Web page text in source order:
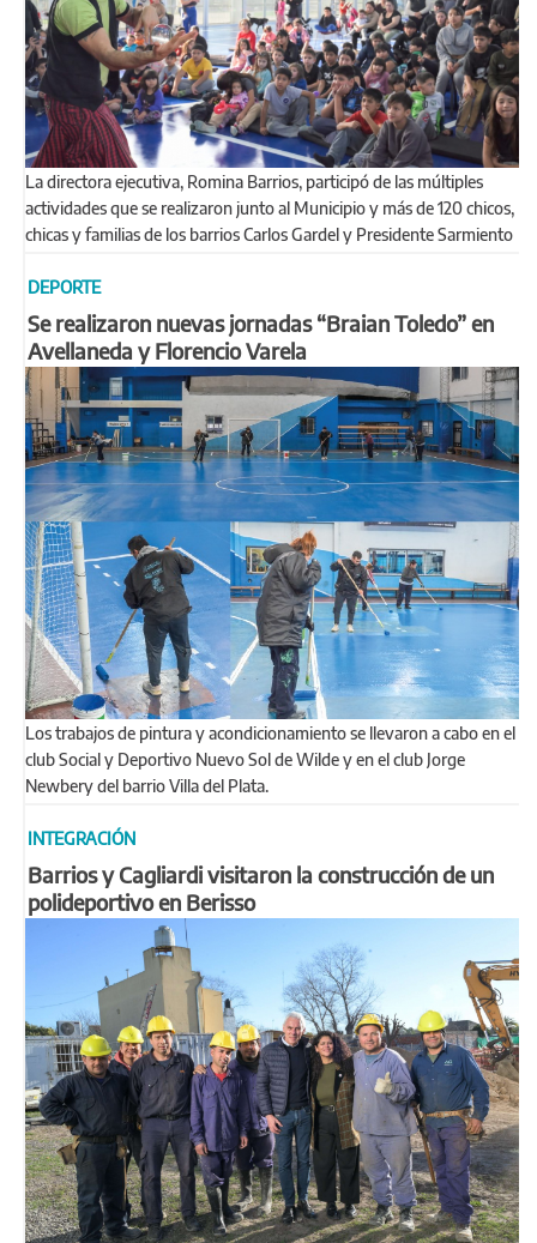
La directora ejecutiva, Romina Barrios, participó de las múltiples
actividades que se realizaron junto al Municipio y más de 120 chicos,
chicas y familias de los barrios Carlos Gardel y Presidente Sarmiento
DEPORTE
Se realizaron nuevas jornadas “Braian Toledo” en
Avellaneda y Florencio Varela
Los trabajos de pintura y acondicionamiento se llevaron a cabo en el
club Social y Deportivo Nuevo Sol de Wilde y en el club Jorge
Newbery del barrio Villa del Plata.
INTEGRACIÓN
Barrios y Cagliardi visitaron la construcción de un
polideportivo en Berisso